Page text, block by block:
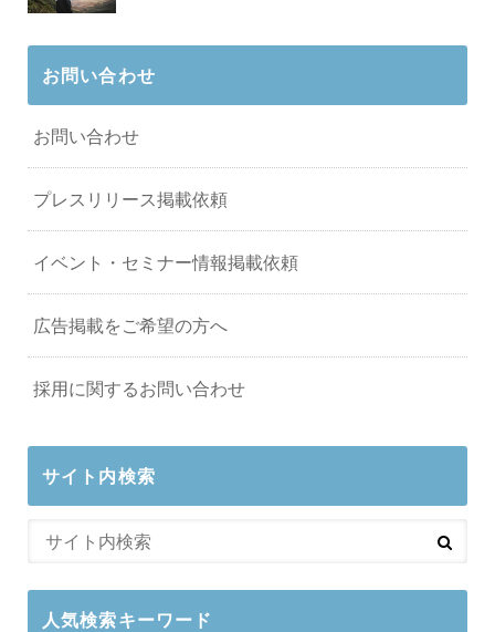
お問い合わせ
お問い合わせ
プレスリリース掲載依頼
イベント・セミナー情報掲載依頼
広告掲載をご希望の方へ
採用に関するお問い合わせ
サイト内検索
人気検索キーワード